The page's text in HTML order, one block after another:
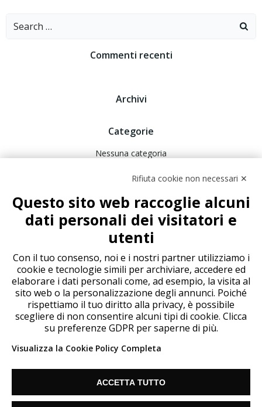
Search
Commenti recenti
Archivi
Categorie
Nessuna categoria
Meta
Accedi
Feed dei contenuti
Feed dei commenti
WordPress.org
Since 2018 Telecontact List S.L. Vat: ES B67186635 |
Rifiuta cookie non necessari ✕
Questo sito web raccoglie alcuni
dati personali dei visitatori e
utenti
Con il tuo consenso, noi e i nostri partner utilizziamo i
cookie e tecnologie simili per archiviare, accedere ed
elaborare i dati personali come, ad esempio, la visita al
sito web o la personalizzazione degli annunci. Poiché
rispettiamo il tuo diritto alla privacy, è possibile
scegliere di non consentire alcuni tipi di cookie. Clicca
su preferenze GDPR per saperne di più.
Visualizza la Cookie Policy Completa
ACCETTA TUTTO